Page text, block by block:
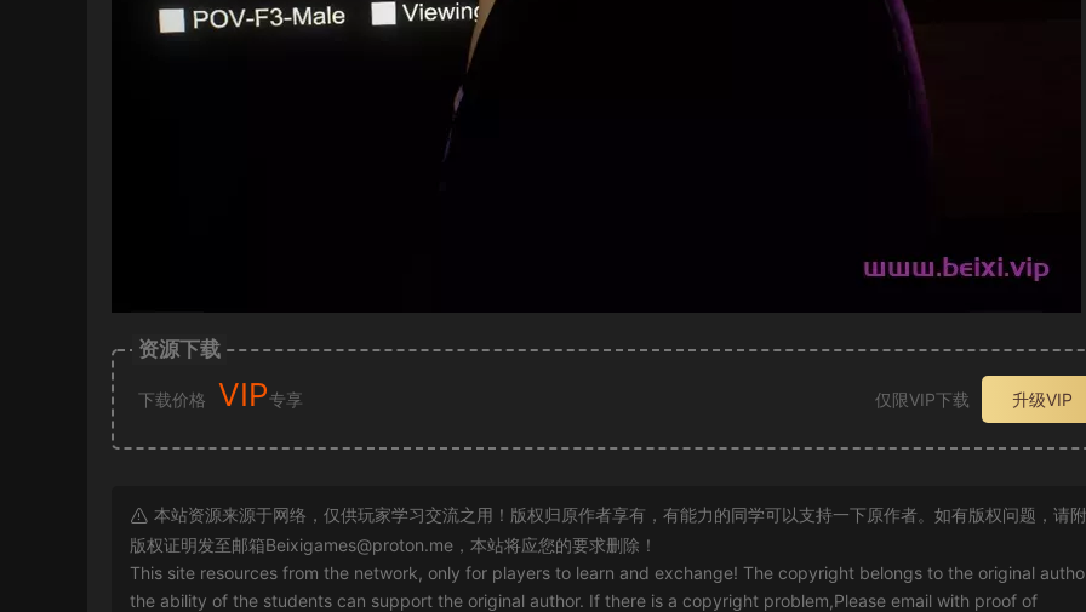
资源下载
下载价格 VIP专享 仅限VIP下载 升级VIP
本站资源来源于网络，仅供玩家学习交流之用！版权归原作者享有，有能力的同学可以支持一下原作者。如有版权问题，请
版权证明发至邮箱Beixigames@proton.me ，本站将应您的要求删除！
This site resources from the network, only for players to learn and exchange! The copyright belongs to the original
the ability of the students can support the original author. If there is a copyright problem,Please email with proof of